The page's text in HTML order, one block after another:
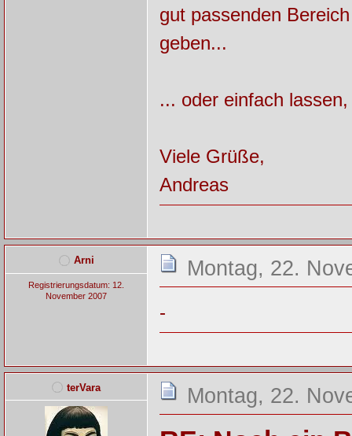
gut passenden
geben...
... oder einfach
Viele Grüße,
Andreas
Arni
Registrierungsdatum: 12.
November 2007
Montag, 22.
-
terVara Montag, 22.